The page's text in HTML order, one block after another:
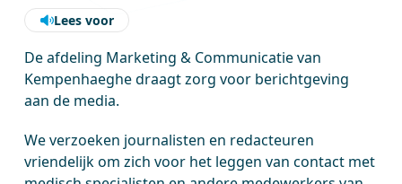
Lees voor
De afdeling Marketing & Communicatie van
Kempenhaeghe draagt zorg voor berichtgeving
aan de media.
We verzoeken journalisten en redacteuren
vriendelijk om zich voor het leggen van contact met